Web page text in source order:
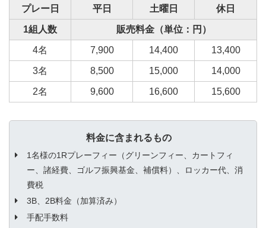
プレー日 平日 土曜日 休日
1組人数 販売料金（単位：円）
4名 7,900 14,400 13,400
3名 8,500 15,000 14,000
2名 9,600 16,600 15,600
料金に含まれるもの
1名様の1Rプレーフィー（グリーンフィー、カートフィ
ー、諸経費、ゴルフ振興基金、補償料）、ロッカー代、消
費税
3B、2B料金（加算済み）
手配手数料